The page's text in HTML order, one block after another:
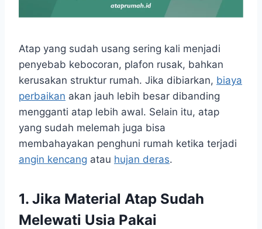
Atap yang sudah usang sering kali menjadi
penyebab kebocoran, plafon rusak, bahkan
kerusakan struktur rumah. Jika dibiarkan, biaya
perbaikan akan jauh lebih besar dibanding
mengganti atap lebih awal. Selain itu, atap
yang sudah melemah juga bisa
membahayakan penghuni rumah ketika terjadi
angin kencang atau hujan deras.
1. Jika Material Atap Sudah
Melewati Usia Pakai